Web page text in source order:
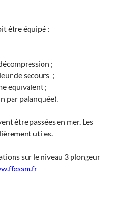
être équipé :
;
de secours ;
équivalent ;
par palanquée).
être passées en mer. Les
utiles.
sur le niveau 3 plongeur